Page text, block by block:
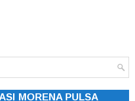
MORENA PULSA